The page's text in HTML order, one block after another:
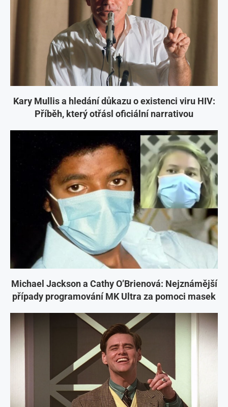
Kary Mullis a hledání důkazu o existenci viru HIV:
Příběh, který otřásl oficiální narrativou
Michael Jackson a Cathy O’Brienová: Nejznámější
případy programování MK Ultra za pomoci masek